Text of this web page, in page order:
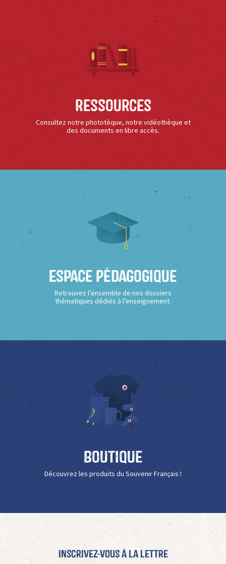
Ressources
Consultez notre phototèque, notre vidéothèque et
des documents en libre accès.
Espace Pédagogique
Retrouvez l’ensemble de nos dossiers
thématiques dédiés à l’enseignement.
Boutique
Découvrez les produits du Souvenir Français !
Inscrivez-vous à La Lettre